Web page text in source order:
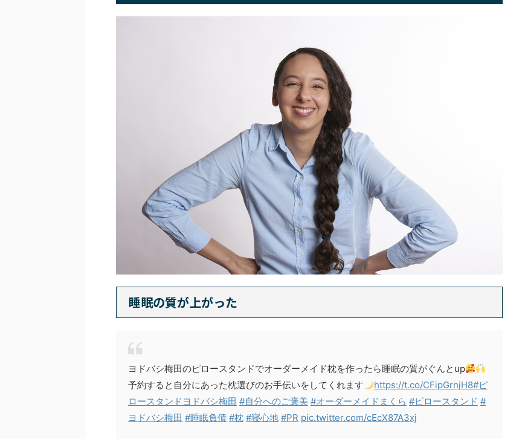
睡眠の質が上がった
ヨドバシ梅田のピロースタンドでオーダーメイド枕を作ったら睡眠の質がぐんとup
予約すると自分にあった枕選びのお手伝いをしてくれます
https://t.co/CFipGrnjH8#ピ
ロースタンドヨドバシ梅田 #自分へのご褒美 #オーダーメイドまくら #ピロースタンド #
ヨドバシ梅田 #睡眠負債 #枕 #寝心地 #PR pic.twitter.com/cEcX87A3xj